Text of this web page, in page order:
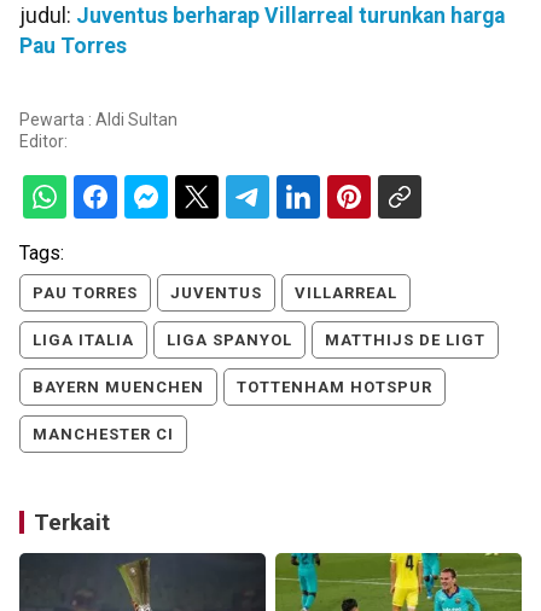
judul: Juventus berharap Villarreal turunkan harga
Pau Torres
Pewarta : Aldi Sultan
Editor:
Tags:
PAU TORRES JUVENTUS VILLARREAL
LIGA ITALIA LIGA SPANYOL MATTHIJS DE LIGT
BAYERN MUENCHEN TOTTENHAM HOTSPUR
MANCHESTER CI
Terkait